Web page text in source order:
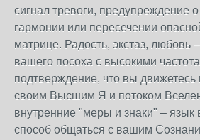
сигнал тревоги, предупреждение
гармонии или пересечении
матрице. Радость, экстаз, любовь
вашего посоха с высокими
подтверждение, что вы движетесь
своим Высшим Я и потоком
внутренние "меры и знаки" – язык
способ общаться с вашим